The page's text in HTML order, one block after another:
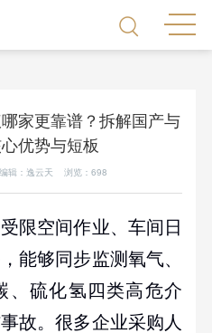
家更靠谱？拆解国产与
优势与短板
辑：逸云天 浏览： 698
限空间作业、车间日
能够同步监测氧气、
、硫化氢四类高危介
故。很多企业采购人